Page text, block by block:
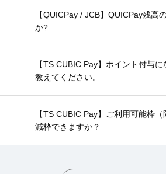
【QUICPay / JCB】QUICPay残高
か?
【TS CUBIC Pay】ポイント付与
教えてください。
【TS CUBIC Pay】ご利用可能枠
減枠できますか？